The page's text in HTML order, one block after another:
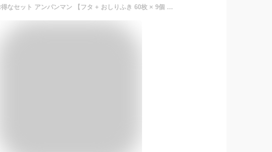
レック 公式 お得なセット アンパンマン 【フタ + おしりふき 60枚 × 9個 】セット 送料無料 除菌 ノンアルコール シート ベビー 贈り物 出産祝い アルコールフリー レック アンパンマン あんぱんまん おしりふき お尻拭き